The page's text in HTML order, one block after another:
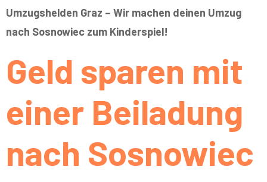
Umzugshelden Graz – Wir machen deinen Umzug
nach Sosnowiec zum Kinderspiel!
Geld sparen mit
einer Beiladung
nach Sosnowiec